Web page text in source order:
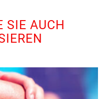
SIE AUCH